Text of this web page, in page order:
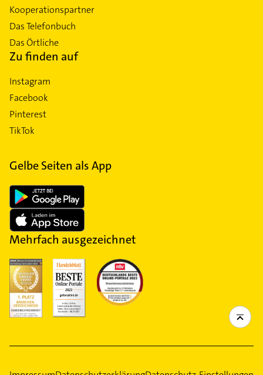
Kooperationspartner
Das Telefonbuch
Das Örtliche
Zu finden auf
Instagram
Facebook
Pinterest
TikTok
Gelbe Seiten als App
Mehrfach ausgezeichnet